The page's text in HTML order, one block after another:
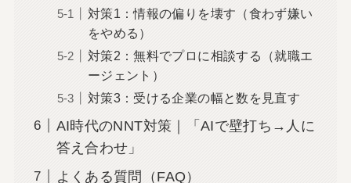
対策1：情報の偏りを壊す（食わず嫌い
をやめる）
対策2：無料でプロに相談する（就職エ
ージェント）
対策3：受ける企業の幅と数を見直す
AI時代のNNT対策｜「AIで壁打ち→人に
答え合わせ」
よくある質問（FAQ）